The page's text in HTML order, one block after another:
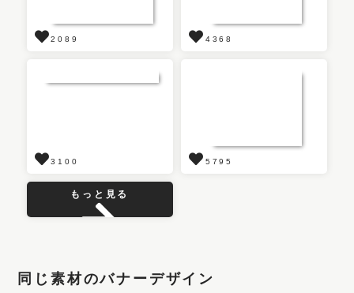
2089 4368
3100 5795
もっと見る
同じ素材のバナーデザイン